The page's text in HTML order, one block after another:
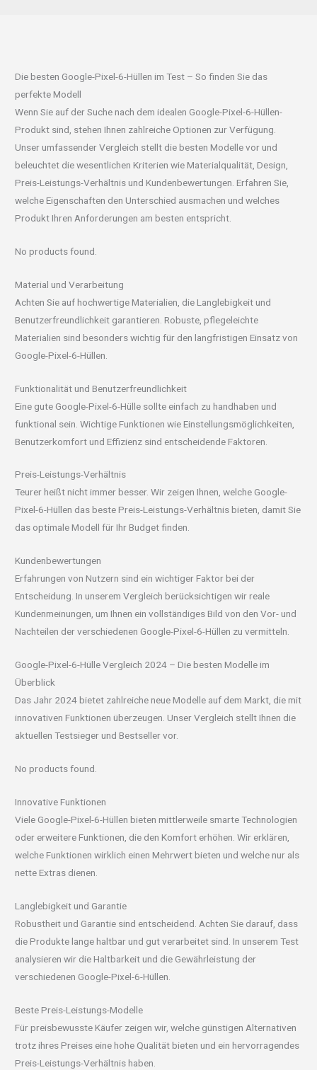
Die besten Google-Pixel-6-Hüllen im Test – So finden Sie das
perfekte Modell
Wenn Sie auf der Suche nach dem idealen Google-Pixel-6-Hüllen-
Produkt sind, stehen Ihnen zahlreiche Optionen zur Verfügung.
Unser umfassender Vergleich stellt die besten Modelle vor und
beleuchtet die wesentlichen Kriterien wie Materialqualität, Design,
Preis-Leistungs-Verhältnis und Kundenbewertungen. Erfahren Sie,
welche Eigenschaften den Unterschied ausmachen und welches
Produkt Ihren Anforderungen am besten entspricht.
No products found.
Material und Verarbeitung
Achten Sie auf hochwertige Materialien, die Langlebigkeit und
Benutzerfreundlichkeit garantieren. Robuste, pflegeleichte
Materialien sind besonders wichtig für den langfristigen Einsatz von
Google-Pixel-6-Hüllen.
Funktionalität und Benutzerfreundlichkeit
Eine gute Google-Pixel-6-Hülle sollte einfach zu handhaben und
funktional sein. Wichtige Funktionen wie Einstellungsmöglichkeiten,
Benutzerkomfort und Effizienz sind entscheidende Faktoren.
Preis-Leistungs-Verhältnis
Teurer heißt nicht immer besser. Wir zeigen Ihnen, welche Google-
Pixel-6-Hüllen das beste Preis-Leistungs-Verhältnis bieten, damit Sie
das optimale Modell für Ihr Budget finden.
Kundenbewertungen
Erfahrungen von Nutzern sind ein wichtiger Faktor bei der
Entscheidung. In unserem Vergleich berücksichtigen wir reale
Kundenmeinungen, um Ihnen ein vollständiges Bild von den Vor- und
Nachteilen der verschiedenen Google-Pixel-6-Hüllen zu vermitteln.
Google-Pixel-6-Hülle Vergleich 2024 – Die besten Modelle im
Überblick
Das Jahr 2024 bietet zahlreiche neue Modelle auf dem Markt, die mit
innovativen Funktionen überzeugen. Unser Vergleich stellt Ihnen die
aktuellen Testsieger und Bestseller vor.
No products found.
Innovative Funktionen
Viele Google-Pixel-6-Hüllen bieten mittlerweile smarte Technologien
oder erweitere Funktionen, die den Komfort erhöhen. Wir erklären,
welche Funktionen wirklich einen Mehrwert bieten und welche nur als
nette Extras dienen.
Langlebigkeit und Garantie
Robustheit und Garantie sind entscheidend. Achten Sie darauf, dass
die Produkte lange haltbar und gut verarbeitet sind. In unserem Test
analysieren wir die Haltbarkeit und die Gewährleistung der
verschiedenen Google-Pixel-6-Hüllen.
Beste Preis-Leistungs-Modelle
Für preisbewusste Käufer zeigen wir, welche günstigen Alternativen
trotz ihres Preises eine hohe Qualität bieten und ein hervorragendes
Preis-Leistungs-Verhältnis haben.